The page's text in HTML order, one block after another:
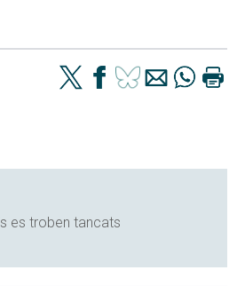
es troben tancats